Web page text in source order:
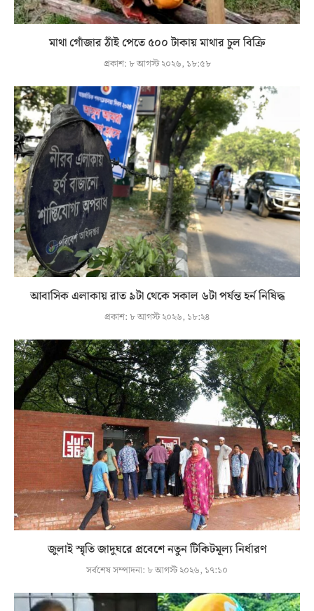
মাথা গোঁজার ঠাঁই পেতে ৫০০ টাকায় মাথার চুল বিক্রি
প্রকাশ: ৮ আগস্ট ২০২৬, ১৮:৫৮
আবাসিক এলাকায় রাত ৯টা থেকে সকাল ৬টা পর্যন্ত হর্ন নিষিদ্ধ
প্রকাশ: ৮ আগস্ট ২০২৬, ১৮:২৪
জুলাই স্মৃতি জাদুঘরে প্রবেশে নতুন টিকিটমূল্য নির্ধারণ
সর্বশেষ সম্পাদনা: ৮ আগস্ট ২০২৬, ১৭:১০